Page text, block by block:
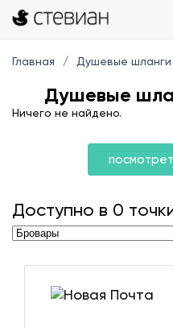
Главная Душевые
Душевые
Ничего не найдено.
Доступно в 0